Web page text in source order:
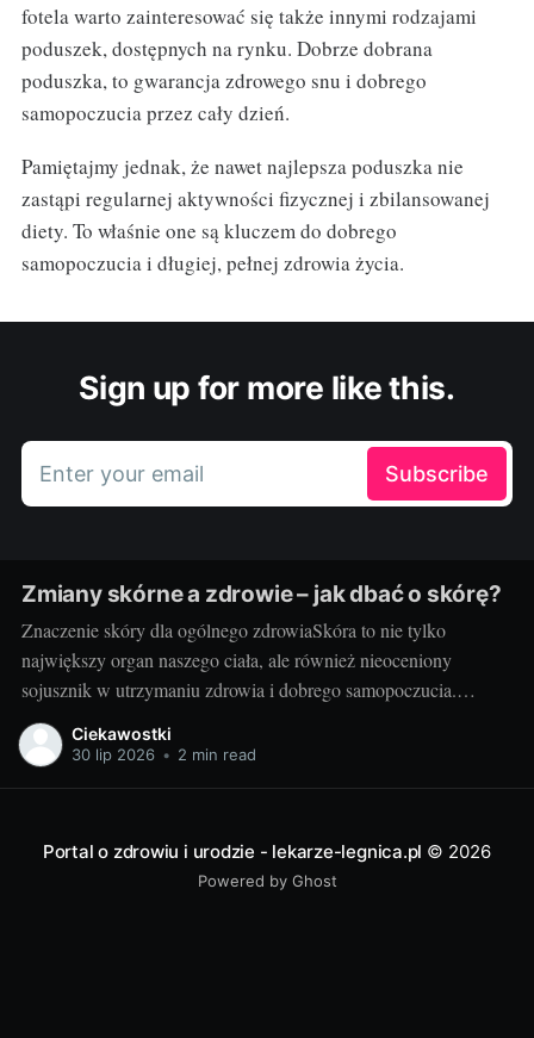
fotela warto zainteresować się także innymi rodzajami
poduszek, dostępnych na rynku. Dobrze dobrana
poduszka, to gwarancja zdrowego snu i dobrego
samopoczucia przez cały dzień.
Pamiętajmy jednak, że nawet najlepsza poduszka nie
zastąpi regularnej aktywności fizycznej i zbilansowanej
diety. To właśnie one są kluczem do dobrego
samopoczucia i długiej, pełnej zdrowia życia.
Sign up for more like this.
Enter your email Subscribe
Zmiany skórne a zdrowie – jak dbać o skórę?
Znaczenie skóry dla ogólnego zdrowiaSkóra to nie tylko
największy organ naszego ciała, ale również nieoceniony
sojusznik w utrzymaniu zdrowia i dobrego samopoczucia.
Właściwa troska i zrozumienie jej funkcji to fundament w
podejściu do pielęgnacji skóry. Potrzebna jest nam przede
Ciekawostki
30 lip 2026 • 2 min read
Portal o zdrowiu i urodzie - lekarze-legnica.pl © 2026
Powered by Ghost